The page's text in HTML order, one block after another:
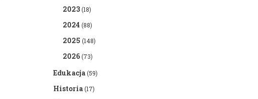
2023(18)
2024 (88)
2025 (148)
2026(73)
Edukacja(59)
Historia(17)